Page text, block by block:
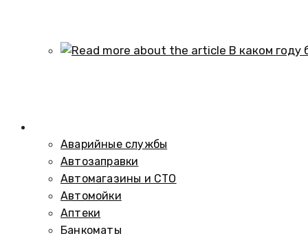
Аварийные службы
Автозаправки
Автомагазины и СТО
Автомойки
Аптеки
Банкоматы